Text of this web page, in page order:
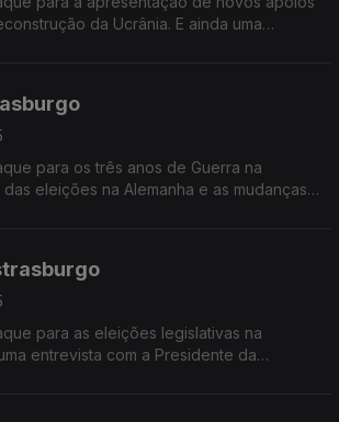
da Ucrânia. E ainda uma
para os três anos de Guerra na
eleições na Alemanha e as mudanças
para as eleições legislativas na
entrevista com a Presidente da